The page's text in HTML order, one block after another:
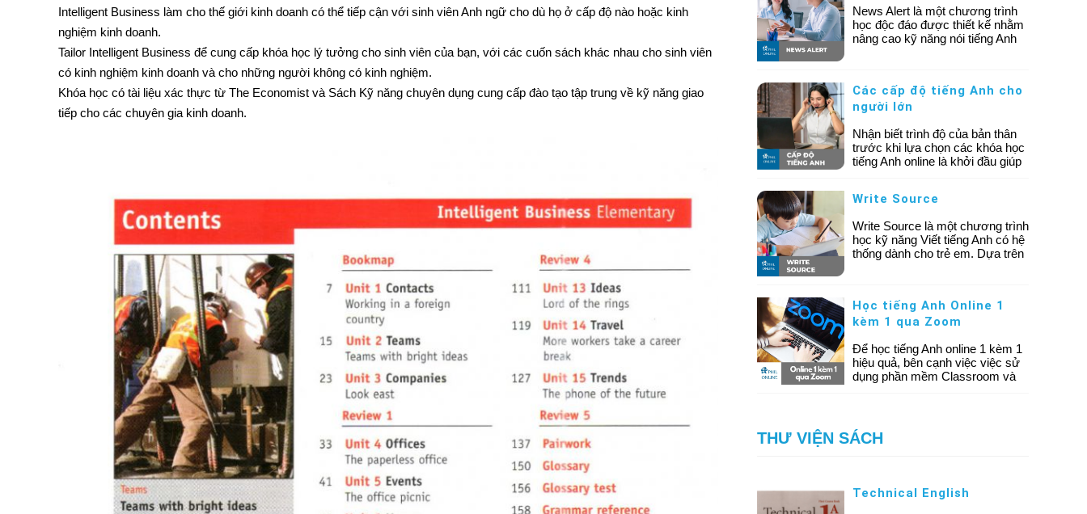
hoặc trình bày trước đối tác.
Điểm đặc biệt của môn học là
việc kết hợp kiến thức với các
còn tự tin sử dụng tiếng Anh
trong công việc hàng ngày.
Thông qua từng buổi học, học
viên sẽ được củng cố từ vựng,
cấu trúc và cách diễn đạt chuyên
nghiệp, từ đó hình thành phản xạ
tự nhiên trong giao tiếp thương
News Alert là một chương trình
học độc đáo được thiết kế nhằm
nâng cao kỹ năng nói tiếng Anh
Các cấp độ tiếng Anh cho
người lớn
Nhận biết trình độ của bản thân
trước khi lựa chọn các khóa học
tiếng Anh online là khởi đầu giúp
Write Source
Write Source là một chương trình
học kỹ năng Viết tiếng Anh có hệ
thống dành cho trẻ em. Dựa trên
năng viết, từ những câu ngắn
đơn giản đến các đoạn văn và
em có thể tự tin viết các bài dài.
Học tiếng Anh Online 1
kèm 1 qua Zoom
Để học tiếng Anh online 1 kèm 1
hiệu quả, bên cạnh việc việc sử
dụng phần mềm Classroom và
THƯ VIỆN SÁCH
Technical English
Intelligent Business làm cho thế giới kinh doanh có thể tiếp cận với sinh viên Anh ngữ cho dù họ ở cấp độ nào hoặc kinh
nghiệm kinh doanh.
Tailor Intelligent Business để cung cấp khóa học lý tưởng cho sinh viên của bạn, với các cuốn sách khác nhau cho sinh viên
có kinh nghiệm kinh doanh và cho những người không có kinh nghiệm.
Khóa học có tài liệu xác thực từ The Economist và Sách Kỹ năng chuyên dụng cung cấp đào tạo tập trung về kỹ năng giao
tiếp cho các chuyên gia kinh doanh.